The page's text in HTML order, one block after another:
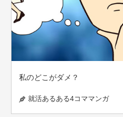
私のどこがダメ？
就活あるある4コママンガ